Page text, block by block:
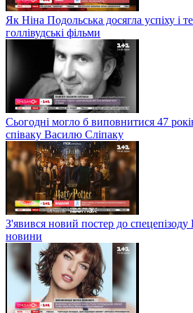
Як Ніна Подольська досягла успіху і
голлівудські фільми
Сьогодні могло б виповнитися 47
співаку Василю Сліпаку
З'явився новий постер до спецепізоду
новини